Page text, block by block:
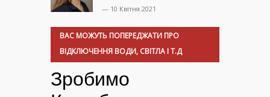
— 10 Квітня 2021
ВАС МОЖУТЬ ПОПЕРЕДЖАТИ ПРО
ВІДКЛЮЧЕННЯ ВОДИ, СВІТЛА І Т.Д